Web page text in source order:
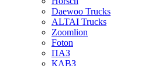
Daewoo Trucks
ALTAI Trucks
Zoomlion
Foton
ПАЗ
КАВЗ